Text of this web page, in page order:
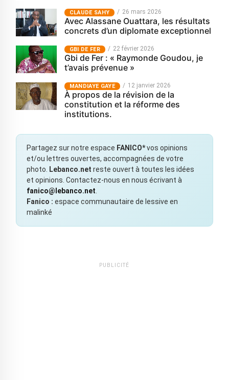
CLAUDE SAHY 26 mars 2026
Avec Alassane Ouattara, les résultats
concrets d’un diplomate exceptionnel
GBI DE FER 22 février 2026
Gbi de Fer : « Raymonde Goudou, je
t’avais prévenue »
MANDIAYE GAYE 12 janvier 2026
À propos de la révision de la
constitution et la réforme des
institutions.
Partagez sur notre espace FANICO*vos opinions
et/ou lettres ouvertes, accompagnées de votre
photo. Lebanco.net reste ouvert à toutes les idées
et opinions. Contactez-nous en nous écrivant à
fanico@lebanco.net.
Fanico : espace communautaire de lessive en
malinké
PUBLICITÉ